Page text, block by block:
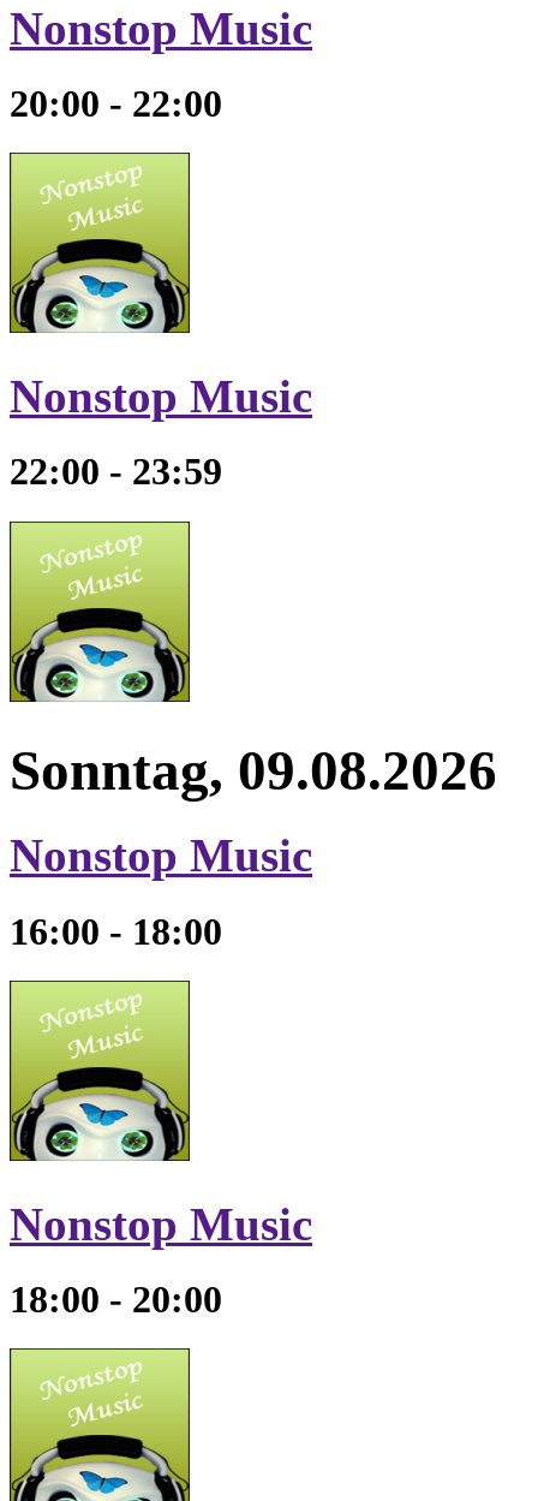
Nonstop Music
20:00 - 22:00
Nonstop Music
22:00 - 23:59
Sonntag, 09.08.2026
Nonstop Music
16:00 - 18:00
Nonstop Music
18:00 - 20:00